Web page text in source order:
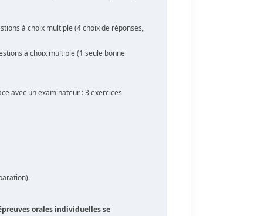
à choix multiple (4 choix de réponses,
à choix multiple (1 seule bonne
avec un examinateur : 3 exercices
orales individuelles se